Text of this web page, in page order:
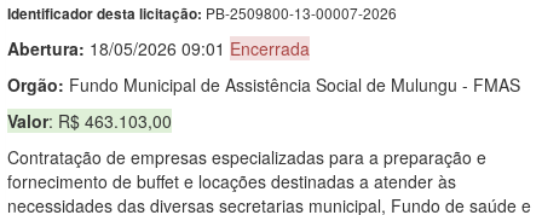
Identificador desta licitação: PB-2509800-13-00007-2026
Abertura: 18/05/2026 09:01 Encerrada
Orgão: Fundo Municipal de Assistência Social de Mulungu - FMAS
Valor: R$ 463.103,00
Contratação de empresas especializadas para a preparação e
fornecimento de buffet e locações destinadas a atender às
necessidades das diversas secretarias municipal, Fundo de saúde e